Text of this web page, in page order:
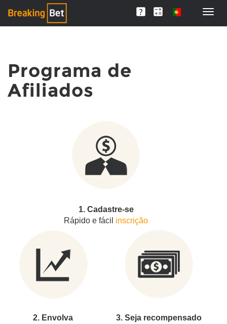
Programa de
Afiliados
1. Cadastre-se
Rápido e fácil inscrição
2. Envolva
3. Seja recompensado